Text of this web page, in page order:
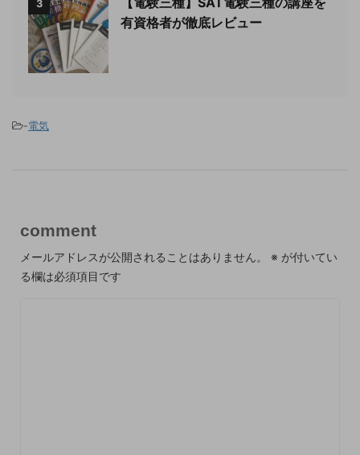
3
有資格者が徹底レビュー
-電気
comment
メールアドレスが公開されることはありません。 ※ が付いてい
る欄は必須項目です